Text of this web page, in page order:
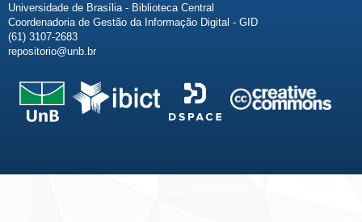
Universidade de Brasília - Biblioteca Central
Coordenadoria de Gestão da Informação Digital - GID
(61) 3107-2683
repositorio@unb.br